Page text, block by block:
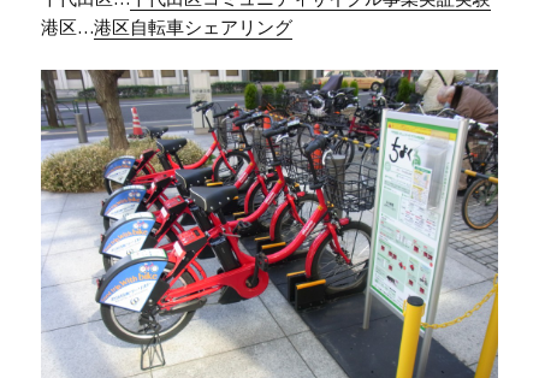
港区…港区自転車シェアリング